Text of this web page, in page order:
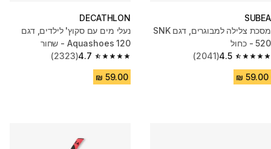
SUBEA
מסכת צלילה למבוגרים, דגם SNK
520 - כחול
4.5
4.5 out of 5 stars from 2041 reviews
(2041)
DECATHLON
נעלי מים עם סקוץ' לילדים, דגם
Aquashoes 120 - שחור
4.7
4.7 out of 5 stars from 2323 reviews
(2323)